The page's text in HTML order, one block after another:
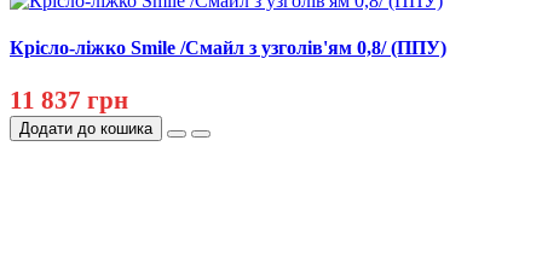
Крісло-ліжко Smile /Смайл з узголів'ям 0,8/ (ППУ)
11 837 грн
Додати до кошика